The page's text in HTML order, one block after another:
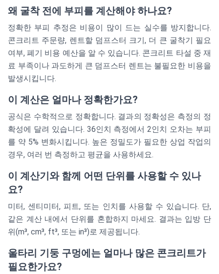
d
왜 굴착 전에 부피를 계산해야 하나요?
정확한 부피 추정은 비용이 많이 드는 실수를 방지합니다.
콘크리트 주문량, 렌트할 덤프스터 크기, 더 큰 굴착기 필요
여부, 폐기 비용 예산을 알 수 있습니다. 콘크리트 타설 중 재
료 부족이나 과도하게 큰 덤프스터 렌트는 불필요한 비용을
발생시킵니다.
이 계산은 얼마나 정확한가요?
공식은 수학적으로 정확합니다. 결과의 정확성은 측정의 정
확성에 달려 있습니다. 36인치 측정에서 2인치 오차는 부피
를 약 5% 변화시킵니다. 높은 정밀도가 필요한 상업 작업의
경우, 여러 번 측정하고 평균을 사용하세요.
이 계산기와 함께 어떤 단위를 사용할 수 있나
요?
미터, 센티미터, 피트, 또는 인치를 사용할 수 있습니다. 단,
같은 계산 내에서 단위를 혼합하지 마세요. 결과는 입방 단
위(m³, cm³, ft³, 또는 in³)로 제공됩니다.
울타리 기둥 구멍에는 얼마나 많은 콘크리트가
필요한가요?